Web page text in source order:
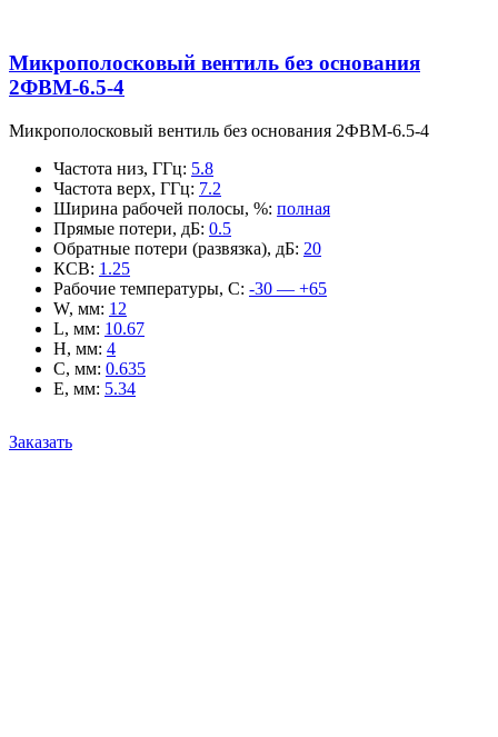
Микрополосковый вентиль без основания
2ФВМ-6.5-4
Микрополосковый вентиль без основания 2ФВМ-6.5-4
Частота низ, ГГц: 5.8
Частота верх, ГГц: 7.2
Ширина рабочей полосы, %: полная
Прямые потери, дБ: 0.5
Обратные потери (развязка), дБ: 20
КСВ: 1.25
Рабочие температуры, С: -30 — +65
W, мм: 12
L, мм: 10.67
H, мм: 4
C, мм: 0.635
E, мм: 5.34
Заказать